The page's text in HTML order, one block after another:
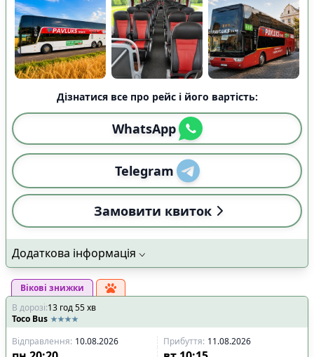
Дізнатися все про рейс і його вартість:
WhatsApp
Telegram
Замовити квиток
Додаткова інформація
Вікові знижки
В дорозі:13 год55хв
Toco Bus
Відправлення: 10.08.2026 Прибуття: 11.08.2026